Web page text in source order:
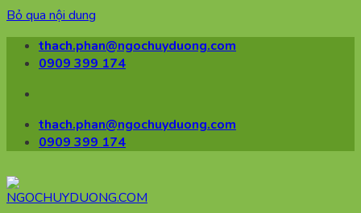
Bỏ qua nội dung
thach.phan@ngochuyduong.com
0909 399 174
thach.phan@ngochuyduong.com
0909 399 174